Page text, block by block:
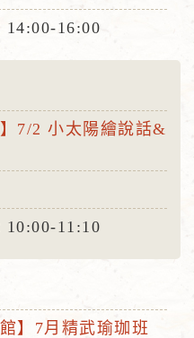
14:00-16:00
】7/2 小太陽繪說話&
10:00-11:10
】7月精武瑜珈班